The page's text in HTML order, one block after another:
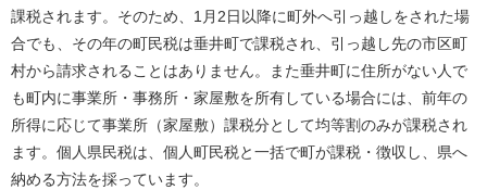
課税されます。そのため、1月2日以降に町外へ引っ越しをされた場
合でも、その年の町民税は垂井町で課税され、引っ越し先の市区町
村から請求されることはありません。また垂井町に住所がない人で
も町内に事業所・事務所・家屋敷を所有している場合には、前年の
所得に応じて事業所（家屋敷）課税分として均等割のみが課税され
ます。個人県民税は、個人町民税と一括で町が課税・徴収し、県へ
納める方法を採っています。